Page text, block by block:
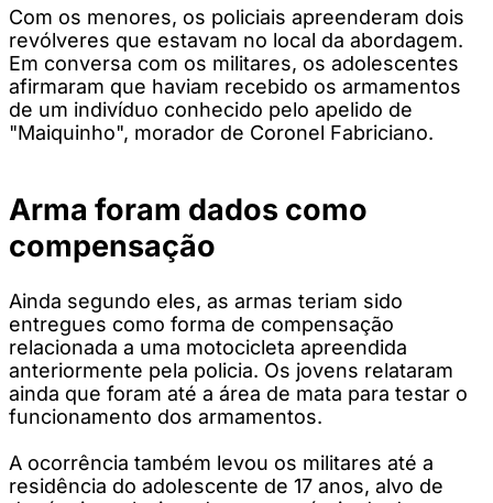
Com os menores, os policiais apreenderam dois
revólveres que estavam no local da abordagem.
Em conversa com os militares, os adolescentes
afirmaram que haviam recebido os armamentos
de um indivíduo conhecido pelo apelido de
"Maiquinho", morador de Coronel Fabriciano.
Arma foram dados como
compensação
Ainda segundo eles, as armas teriam sido
entregues como forma de compensação
relacionada a uma motocicleta apreendida
anteriormente pela policia. Os jovens relataram
ainda que foram até a área de mata para testar o
funcionamento dos armamentos.
A ocorrência também levou os militares até a
residência do adolescente de 17 anos, alvo de